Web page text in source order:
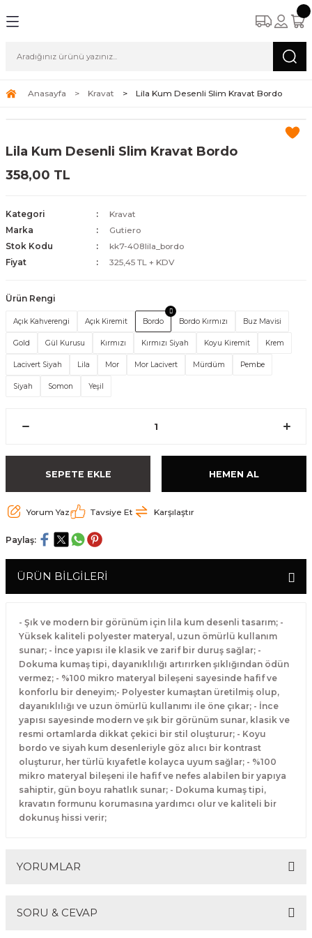
Anasayfa Kravat Lila Kum Desenli Slim Kravat Bordo
Lila Kum Desenli Slim Kravat Bordo
358,00 TL
Kategori
Kravat
Marka
Gutiero
Stok Kodu
kk7-408lila_bordo
Fiyat
325,45 TL + KDV
Ürün Rengi
Açık Kahverengi Açık Kiremit Bordo Bordo Kırmızı Buz Mavisi
Gold Gül Kurusu Kırmızı Kırmızı Siyah Koyu Kiremit Krem
Lacivert Siyah Lila Mor Mor Lacivert Mürdüm Pembe
Siyah Somon Yeşil
SEPETE EKLE HEMEN AL
Yorum Yaz Tavsiye Et Karşılaştır
Paylaş:
ÜRÜN BİLGİLERİ
- Şık ve modern bir görünüm için lila kum desenli tasarım; -
Yüksek kaliteli polyester materyal, uzun ömürlü kullanım
sunar; - İnce yapısı ile klasik ve zarif bir duruş sağlar; -
Dokuma kumaş tipi, dayanıklılığı artırırken şıklığından ödün
vermez; - %100 mikro materyal bileşeni sayesinde hafif ve
konforlu bir deneyim;- Polyester kumaştan üretilmiş olup,
dayanıklılığı ve uzun ömürlü kullanımı ile öne çıkar; - İnce
yapısı sayesinde modern ve şık bir görünüm sunar, klasik ve
resmi ortamlarda dikkat çekici bir stil oluşturur; - Koyu
bordo ve siyah kum desenleriyle göz alıcı bir kontrast
oluşturur, her türlü kıyafetle kolayca uyum sağlar; - %100
mikro materyal bileşeni ile hafif ve nefes alabilen bir yapıya
sahiptir, gün boyu rahatlık sunar; - Dokuma kumaş tipi,
kravatın formunu korumasına yardımcı olur ve kaliteli bir
dokunuş hissi verir;
YORUMLAR
SORU & CEVAP